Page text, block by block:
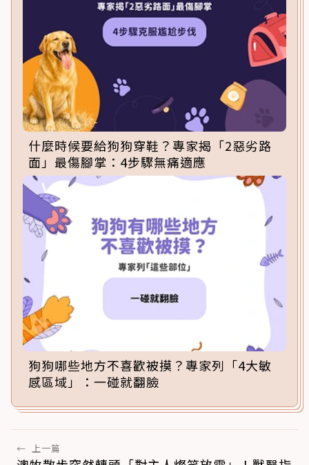
什麼時候要給狗狗穿鞋？專家揭「2惡劣路
面」最傷腳掌：4步驟無痛適應
狗狗哪些地方不喜歡被摸？專家列「4大敏
感區域」：一碰就翻臉
← 上一篇